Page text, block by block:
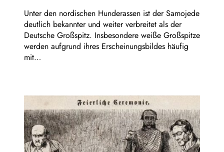
Unter den nordischen Hunderassen ist der Samojede
deutlich bekannter und weiter verbreitet als der
Deutsche Großspitz. Insbesondere weiße Großspitze
werden aufgrund ihres Erscheinungsbildes häufig
mit…